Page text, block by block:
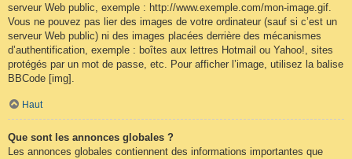
serveur Web public, exemple : http://www.exemple.com/mon-image.gif.
Vous ne pouvez pas lier des images de votre ordinateur (sauf si c’est un
serveur Web public) ni des images placées derrière des mécanismes
d’authentification, exemple : boîtes aux lettres Hotmail ou Yahoo!, sites
protégés par un mot de passe, etc. Pour afficher l’image, utilisez la balise
BBCode [img].
Haut
Que sont les annonces globales ?
Les annonces globales contiennent des informations importantes que